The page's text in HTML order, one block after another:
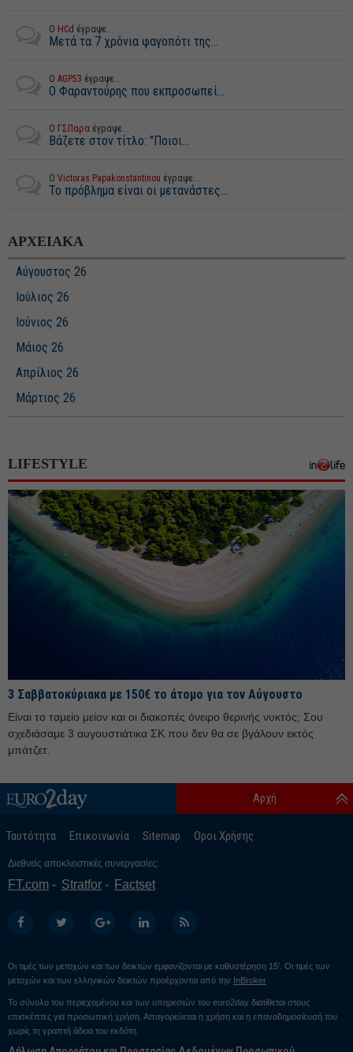
Ο HCd έγραψε...
Μετά τα 7 χρόνια φαγοπότι της...
Ο AGP53 έγραψε...
Ο Φαραντούρης που εκπροσωπεί...
Ο ΓΣΠαρα έγραψε...
Βάζετε στον τίτλο: "Ποιοι...
Ο Victoras Papakonstantinou έγραψε...
Το πρόβλημα είναι οι μετανάστες...
ΑΡΧΕΙΑΚΑ
Αύγουστος 26
Ιούλιος 26
Ιούνιος 26
Μάιος 26
Απρίλιος 26
Μάρτιος 26
Δεκέμβριος 25
Νοέμβριος 25
Οκτώβριος 25
Σεπτέμβριος 25
Αύγουστος 25
Μάρτιος 25
Φεβρουάριος 25
Ιανουάριος 25
Νοέμβριος 24
Αύγουστος 24
Ιούνιος 24
Απρίλιος 24
Μάρτιος 24
Φεβρουάριος 24
LIFESTYLE
3 Σαββατοκύριακα με 150€ το άτομο για τον Αύγουστο
Είναι το ταμείο μείον και οι διακοπές όνειρο θερινής νυκτός; Σου
σχεδιάσαμε 3 αυγουστιάτικα ΣΚ που δεν θα σε βγάλουν εκτός
μπάτζετ.
Ταυτότητα Επικοινωνία Sitemap Οροι Χρήσης
Αρχή
Διεθνείς αποκλειστικές συνεργασίες:
FT.com Stratfor Factset
Οι τιμές των μετοχών και των δεικτών εμφανίζονται με καθυστέρηση 15’. Οι τιμές των
μετοχών και των ελληνικών δεικτών προέρχονται από την InBroker
Το σύνολο του περιεχομένου και των υπηρεσιών του euro2day διατίθεται στους
επισκέπτες για προσωπική χρήση. Απαγορεύεται η χρήση και η επαναδημοσίευσή του
χωρίς τη γραπτή άδεια του εκδότη.